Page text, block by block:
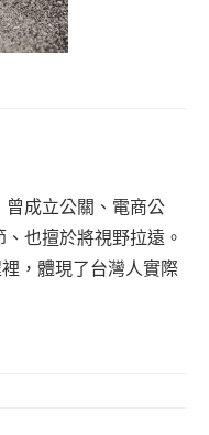
成立公關、電商公
也擅於將視野拉遠。
，體現了台灣人實際